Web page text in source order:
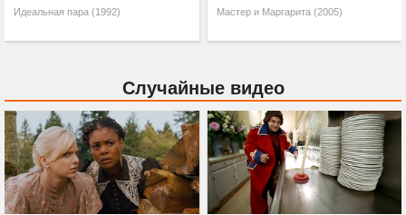
Идеальная пара (1992) Мастер и Маргарита (2005)
Случайные видео